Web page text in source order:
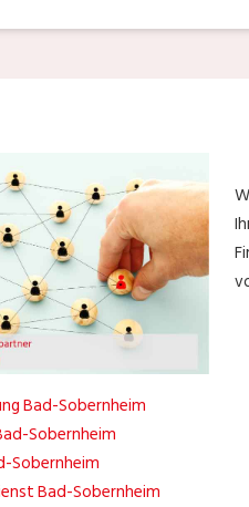
Bad-Sobernheim
Sobernheim
Sobernheim
Bad-Sobernheim